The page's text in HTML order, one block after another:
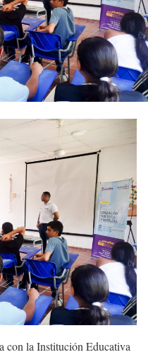
con la Institución Educativa